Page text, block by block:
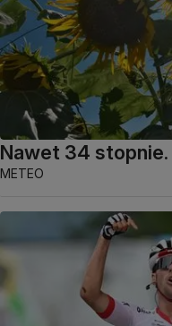
Nawet 34 stopnie.
METEO